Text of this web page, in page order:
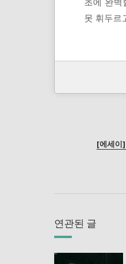
못 휘두르
[에세이
연관된 글